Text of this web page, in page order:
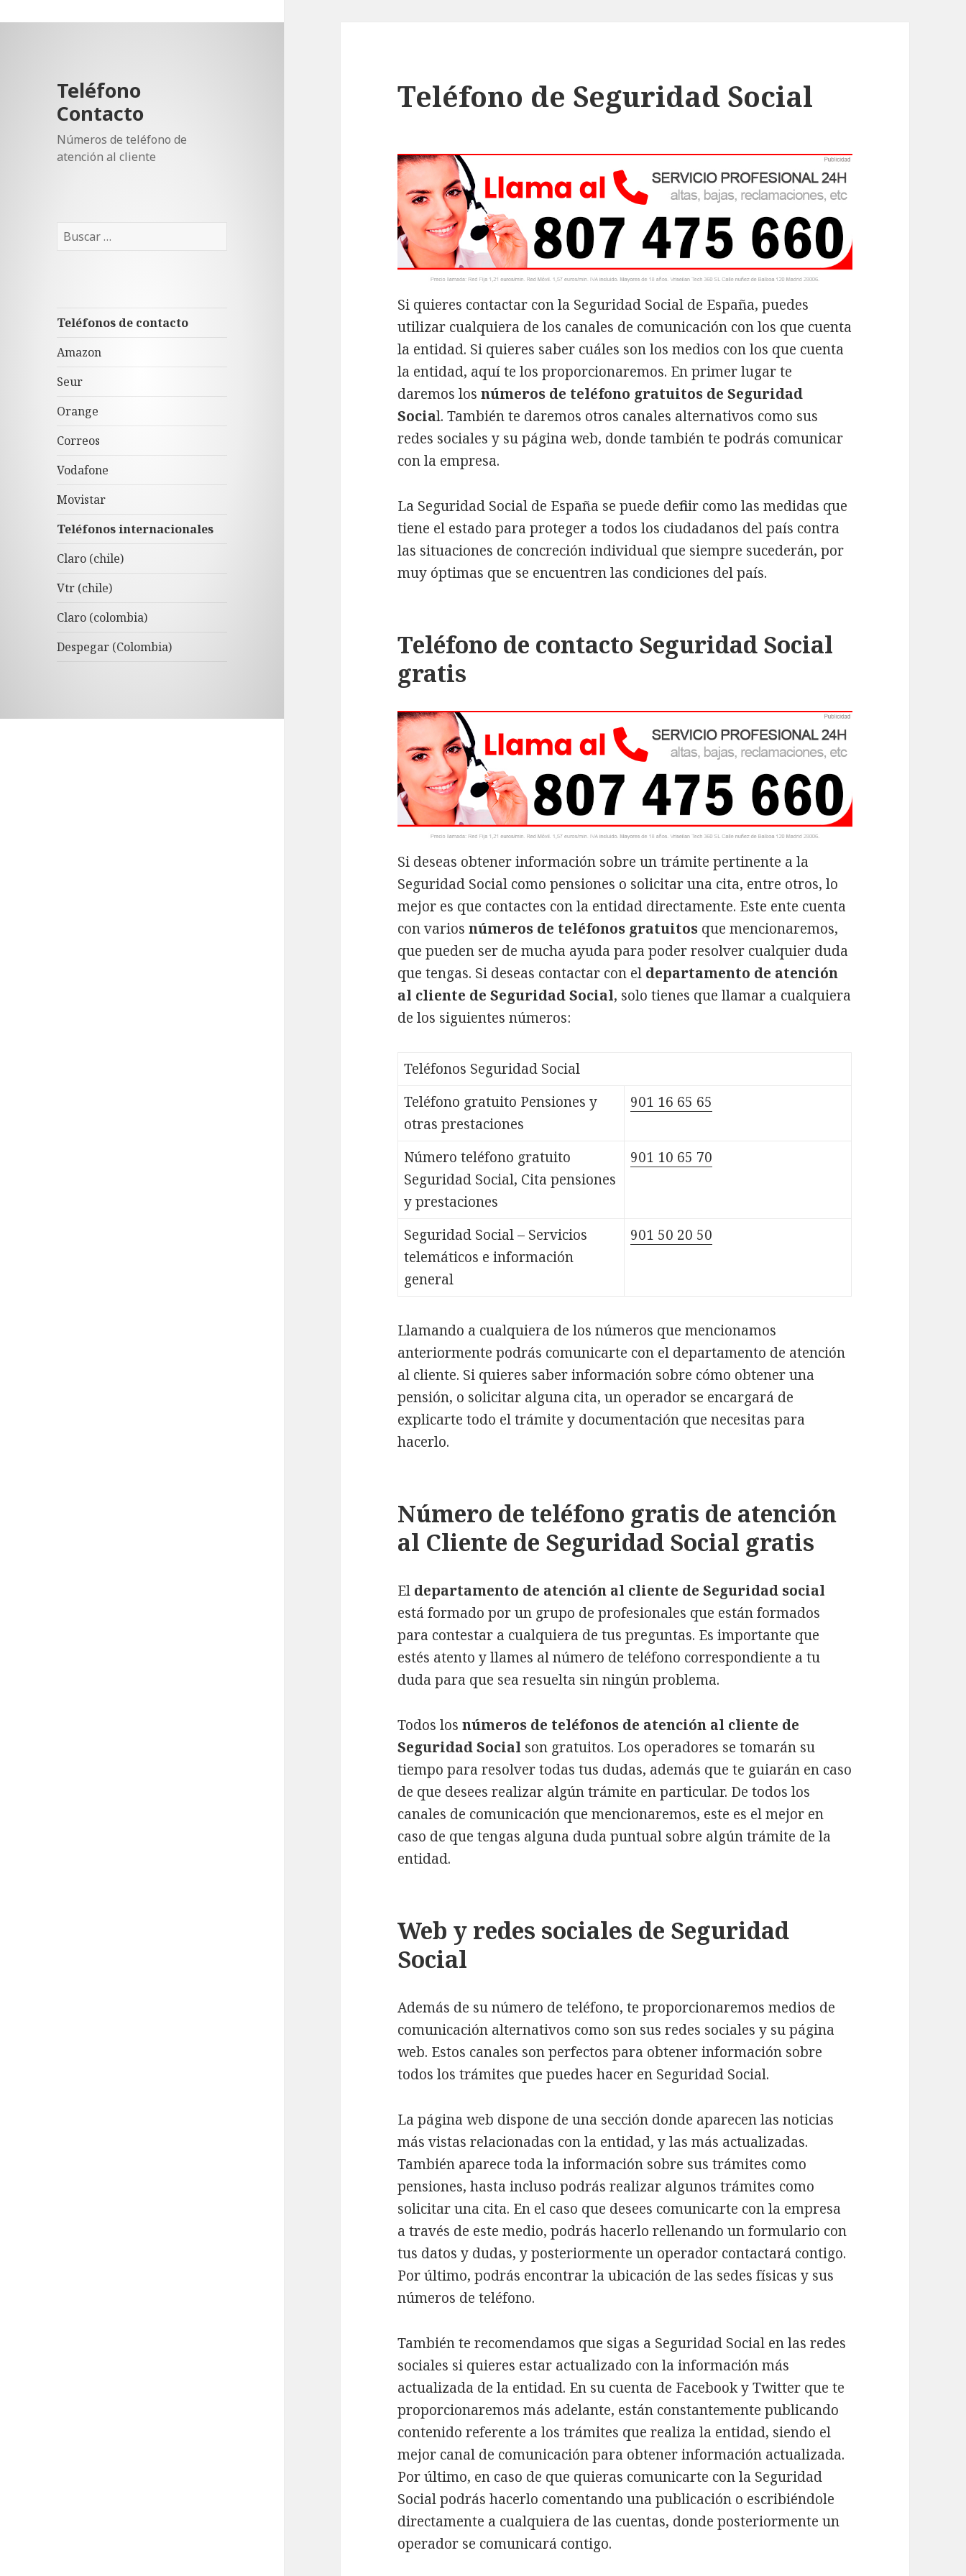
Teléfono
Contacto
Números de teléfono de
atención al cliente
Buscar:
Teléfonos de contacto
Amazon
Seur
Orange
Correos
Vodafone
Movistar
Teléfonos internacionales
Claro (chile)
Vtr (chile)
Claro (colombia)
Despegar (Colombia)
Teléfono de Seguridad Social
Si quieres contactar con la Seguridad Social de España, puedes
utilizar cualquiera de los canales de comunicación con los que cuenta
la entidad. Si quieres saber cuáles son los medios con los que cuenta
la entidad, aquí te los proporcionaremos. En primer lugar te
daremos losnúmeros de teléfono gratuitos de Seguridad
Social. También te daremos otros canales alternativos como sus
redes sociales y su página web, donde también te podrás comunicar
con la empresa.
La Seguridad Social de España se puede definir como las medidas que
tiene el estado para proteger a todos los ciudadanos del país contra
las situaciones de concreción individual que siempre sucederán, por
muy óptimas que se encuentren las condiciones del país.
Teléfono de contacto Seguridad Social
gratis
Si deseas obtener información sobre un trámite pertinente a la
Seguridad Social como pensiones o solicitar una cita, entre otros, lo
mejor es que contactes con la entidad directamente. Este ente cuenta
con variosnúmeros de teléfonos gratuitos que mencionaremos,
que pueden ser de mucha ayuda para poder resolver cualquier duda
que tengas. Si deseas contactar con el departamento de atención
al cliente de Seguridad Social, solo tienes que llamar a cualquiera
de los siguientes números:
Teléfonos Seguridad Social
Teléfono gratuito Pensiones y
otras prestaciones
901 16 65 65
Número teléfono gratuito
Seguridad Social, Cita pensiones
y prestaciones
901 10 65 70
Seguridad Social – Servicios
telemáticos e información
general
901 50 20 50
Llamando a cualquiera de los números que mencionamos
anteriormente podrás comunicarte con el departamento de atención
al cliente. Si quieres saber información sobre cómo obtener una
pensión, o solicitar alguna cita, un operador se encargará de
explicarte todo el trámite y documentación que necesitas para
hacerlo.
Número de teléfono gratis de atención
al Cliente de Seguridad Social gratis
El departamento de atención al cliente de Seguridad social
está formado por un grupo de profesionales que están formados
para contestar a cualquiera de tus preguntas. Es importante que
estés atento y llames al número de teléfono correspondiente a tu
duda para que sea resuelta sin ningún problema.
Todos losnúmeros de teléfonos de atención al cliente de
Seguridad Social son gratuitos. Los operadores se tomarán su
tiempo para resolver todas tus dudas, además que te guiarán en caso
de que desees realizar algún trámite en particular. De todos los
canales de comunicación que mencionaremos, este es el mejor en
caso de que tengas alguna duda puntual sobre algún trámite de la
entidad.
Web y redes sociales de Seguridad
Social
Además de su número de teléfono, te proporcionaremos medios de
comunicación alternativos como son sus redes sociales y su página
web. Estos canales son perfectos para obtener información sobre
todos los trámites que puedes hacer en Seguridad Social.
La página web dispone de una sección donde aparecen las noticias
más vistas relacionadas con la entidad, y las más actualizadas.
También aparece toda la información sobre sus trámites como
pensiones, hasta incluso podrás realizar algunos trámites como
solicitar una cita. En el caso que desees comunicarte con la empresa
a través de este medio, podrás hacerlo rellenando un formulario con
tus datos y dudas, y posteriormente un operador contactará contigo.
Por último, podrás encontrar la ubicación de las sedes físicas y sus
números de teléfono.
También te recomendamos que sigas a Seguridad Social en las redes
sociales si quieres estar actualizado con la información más
actualizada de la entidad. En su cuenta de Facebook y Twitter que te
proporcionaremos más adelante, están constantemente publicando
contenido referente a los trámites que realiza la entidad, siendo el
mejor canal de comunicación para obtener información actualizada.
Por último, en caso de que quieras comunicarte con la Seguridad
Social podrás hacerlo comentando una publicación o escribiéndole
directamente a cualquiera de las cuentas, donde posteriormente un
operador se comunicará contigo.